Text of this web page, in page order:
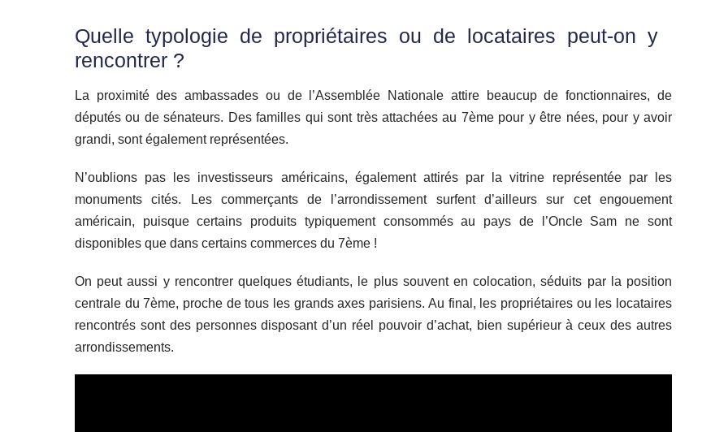
Quelle typologie de propriétaires ou de locataires peut-on y
rencontrer ?
La proximité des ambassades ou de l’Assemblée Nationale attire beaucup de fonctionnaires, de
députés ou de sénateurs. Des familles qui sont très attachées au 7ème pour y être nées, pour y avoir
grandi, sont également représentées.
N’oublions pas les investisseurs américains, également attirés par la vitrine représentée par les
monuments cités. Les commerçants de l’arrondissement surfent d’ailleurs sur cet engouement
américain, puisque certains produits typiquement consommés au pays de l’Oncle Sam ne sont
disponibles que dans certains commerces du 7ème !
On peut aussi y rencontrer quelques étudiants, le plus souvent en colocation, séduits par la position
centrale du 7ème, proche de tous les grands axes parisiens. Au final, les propriétaires ou les locataires
rencontrés sont des personnes disposant d’un réel pouvoir d’achat, bien supérieur à ceux des autres
arrondissements.